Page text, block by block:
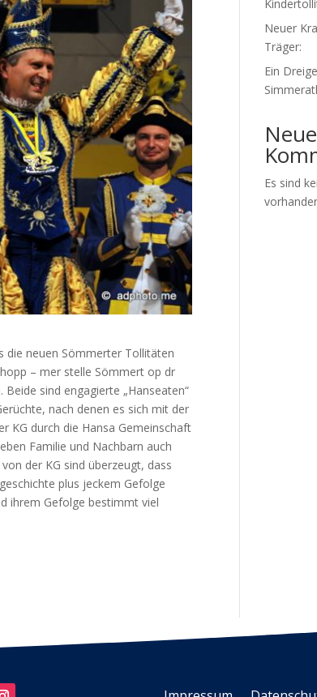
die neuen Sömmerter Tollitäten
– mer stelle Sömmert op dr
sind engagierte „Hanseaten“
nach denen es sich mit der
KG durch die Hansa Gemeinschaft
Familie und Nachbarn auch
der KG sind überzeugt, dass
plus jeckem Gefolge
ihrem Gefolge bestimmt viel
Neuer
Träger:
Ein
Es sind